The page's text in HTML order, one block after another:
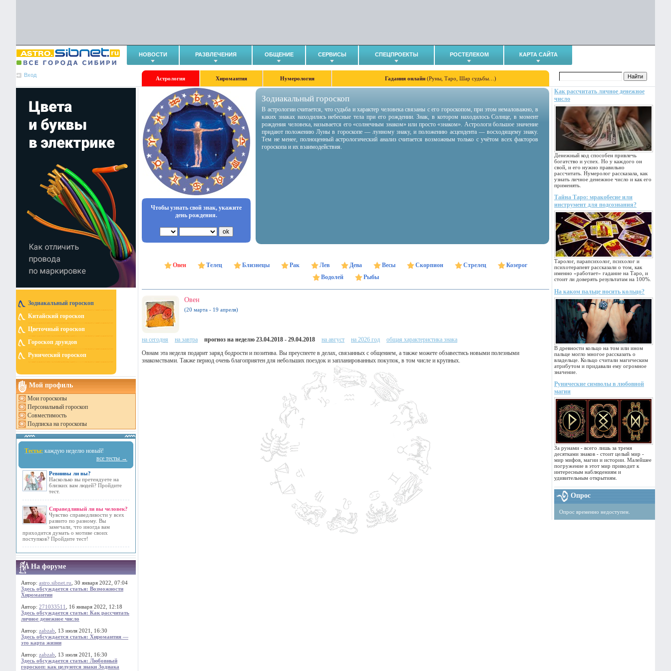
НОВОСТИ РАЗВЛЕЧЕНИЯ ОБЩЕНИЕ СЕРВИСЫ СПЕЦПРОЕКТЫ РОСТЕЛЕКОМ КАРТА САЙТА
Вход
Астрология Хиромантия Нумерология Гадания онлайн (Руны, Таро, Шар судьбы…)
Зодиакальный гороскоп
Китайский гороскоп
Цветочный гороскоп
Гороскоп друидов
Рунический гороскоп
Мой профиль
Мои гороскопы
Персональный гороскоп
Совместимость
Подписка на гороскопы
Тесты: каждую неделю новый!
все тесты →
Ревнивы ли вы?
Насколько вы претендуете на
близких вам людей? Пройдите
тест.
Справедливый ли вы человек?
Чувство справедливости у всех
развито по разному. Вы
замечали, что иногда вам
приходится думать о мотиве своих
поступков? Пройдите тест!
На форуме
Автор: astro.sibnet.ru , 30 января 2022, 07:04
Здесь обсуждается статья: Возможности
Хиромантии
Автор: 271033511
, 16 января 2022, 12:18
Здесь обсуждается статья: Как рассчитать
личное денежное число
Автор: zabzab , 13 июля 2021, 16:30
Здесь обсуждается статья: Хиромантия —
это карта жизни
Автор: zabzab , 13 июля 2021, 16:30
Здесь обсуждается статья: Любовный
гороскоп: как целуются знаки Зодиака
Как рассчитать личное денежное
число
Денежный код способен привлечь
богатство и успех. Но у каждого он
свой, и его нужно правильно
рассчитать. Нумеролог рассказала, как
узнать личное денежное число и как его
применять.
Тайна Таро: мракобесие или
инструмент для подсознания?
Таролог, парапсихолог, психолог и
психотерапевт рассказали о том, как
именно «работает» гадание на Таро, и
стоит ли доверять результатам на 100%.
На каком пальце носить кольцо?
В древности кольцо на том или ином
пальце могло многое рассказать о
владельце. Кольцо считали магическим
атрибутом и придавали ему огромное
значение.
Рунические символы в любовной
магии
За рунами - всего лишь за тремя
десятками знаков - стоит целый мир -
мир мифов, магии и истории. Малейшее
погружение в этот мир приводит к
интересным наблюдениям и
удивительным открытиям.
Опрос
Опрос временно недоступен.
Чтобы узнать свой знак, укажите
день рождения.
Зодиакальный гороскоп
В астрологии считается, что судьба и характер человека связаны с его гороскопом, при этом немаловажно, в
каких знаках находились небесные тела при его рождении. Знак, в котором находилось Солнце, в момент
рождения человека, называется его «солнечным знаком» или просто «знаком». Астрологи большое значение
придают положению Луны в гороскопе — лунному знаку, и положению асцендента — восходящему знаку.
Тем не менее, полноценный астрологический анализ считается возможным только с учётом всех факторов
гороскопа и их взаимодействия.
Овен Телец Близнецы Рак Лев Дева Весы Скорпион Стрелец
Козерог
Водолей
Рыбы
Овен
(20 марта - 19 апреля)
на сегодня на завтра прогноз на неделю 23.04.2018 - 29.04.2018 на август на 2026 год
общая характеристика знака
Овнам эта неделя подарит заряд бодрости и позитива. Вы преуспеете в делах, связанных с общением, а также можете обзавестись новыми полезными
знакомствами. Также период очень благоприятен для небольших поездок и запланированных покупок, в том числе и крупных.